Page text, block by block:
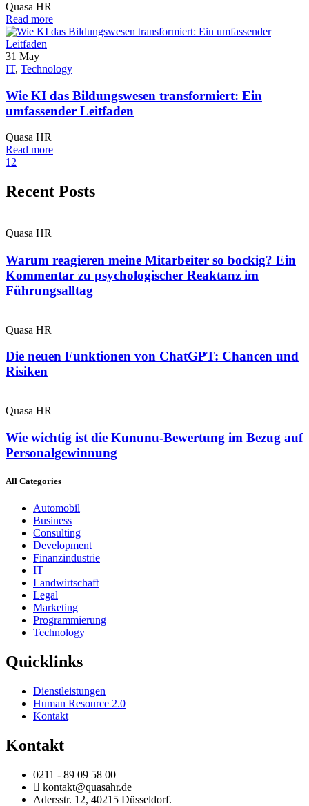
Quasa HR
Read more
31 May
IT, Technology
Wie KI das Bildungswesen transformiert: Ein
umfassender Leitfaden
Quasa HR
Read more
1 2
Recent Posts
Quasa HR
Warum reagieren meine Mitarbeiter so bockig? Ein
Kommentar zu psychologischer Reaktanz im
Führungsalltag
Quasa HR
Die neuen Funktionen von ChatGPT: Chancen und
Risiken
Quasa HR
Wie wichtig ist die Kununu-Bewertung im Bezug auf
Personalgewinnung
All Categories
Automobil
Business
Consulting
Development
Finanzindustrie
IT
Landwirtschaft
Legal
Marketing
Programmierung
Technology
Quicklinks
Dienstleistungen
Human Resource 2.0
Kontakt
Kontakt
0211 - 89 09 58 00
kontakt@quasahr.de
Adersstr. 12, 40215 Düsseldorf.